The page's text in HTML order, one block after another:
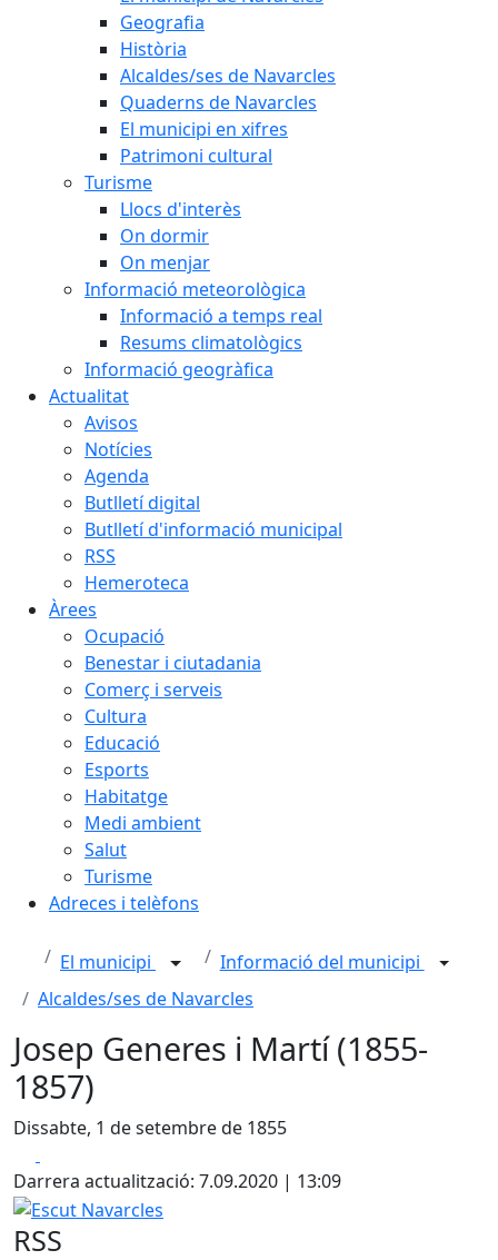
Geografia
Història
Alcaldes/ses de Navarcles
Quaderns de Navarcles
El municipi en xifres
Patrimoni cultural
Turisme
Llocs d'interès
On dormir
On menjar
Informació meteorològica
Informació a temps real
Resums climatològics
Informació geogràfica
Actualitat
Avisos
Notícies
Agenda
Butlletí digital
Butlletí d'informació municipal
RSS
Hemeroteca
Àrees
Ocupació
Benestar i ciutadania
Comerç i serveis
Cultura
Educació
Esports
Habitatge
Medi ambient
Salut
Turisme
Adreces i telèfons
El municipi
Informació del municipi
Alcaldes/ses de Navarcles
Josep Generes i Martí (1855-
1857)
Dissabte, 1 de setembre de 1855
Darrera actualització: 7.09.2020 | 13:09
Escut Navarcles
RSS